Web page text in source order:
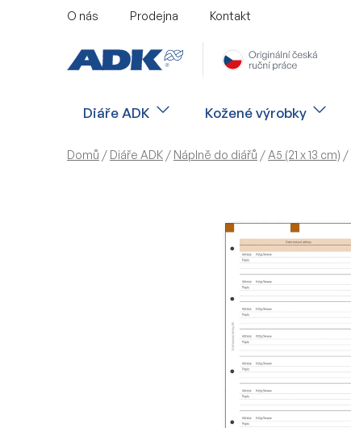
O nás Prodejna Kontakt
Diáře ADK Kožené výrobky
Domů / Diáře ADK / Náplně do diářů / A5 (21 x 13 cm) /